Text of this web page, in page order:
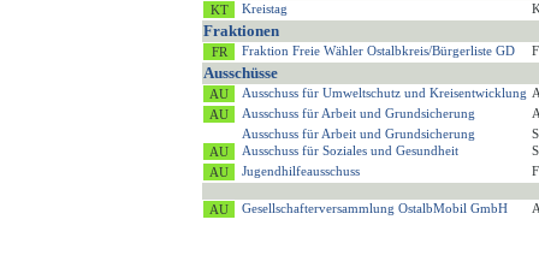
Kreistag
Fraktionen
Fraktion Freie Wähler Ostalbkreis/Bürgerliste GD
Ausschüsse
Ausschuss für Umweltschutz und Kreisentwicklung
Ausschuss für Arbeit und Grundsicherung
Ausschuss für Arbeit und Grundsicherung
Ausschuss für Soziales und Gesundheit
Jugendhilfeausschuss
Gesellschafterversammlung OstalbMobil GmbH